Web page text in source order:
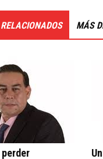
MÁS
perder